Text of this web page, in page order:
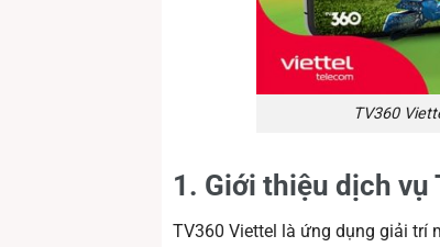
TV360
1. Giới thiệu dịch vụ
TV360 Viettel là ứng dụng giải trí